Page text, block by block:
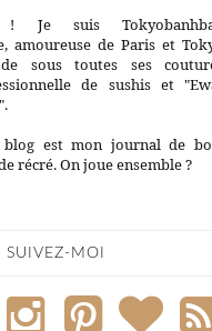
! Je suis
amoureuse de Paris et
sous toutes ses
de sushis et
blog est mon journal de
récré. On joue ensemble ?
SUIVEZ-MOI